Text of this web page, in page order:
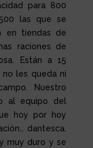
para 800
las que se
en tiendas de
raciones de
Están a 15
les queda ni
Nuestro
al equipo del
hoy por hoy
dantesca.
muy duro y se